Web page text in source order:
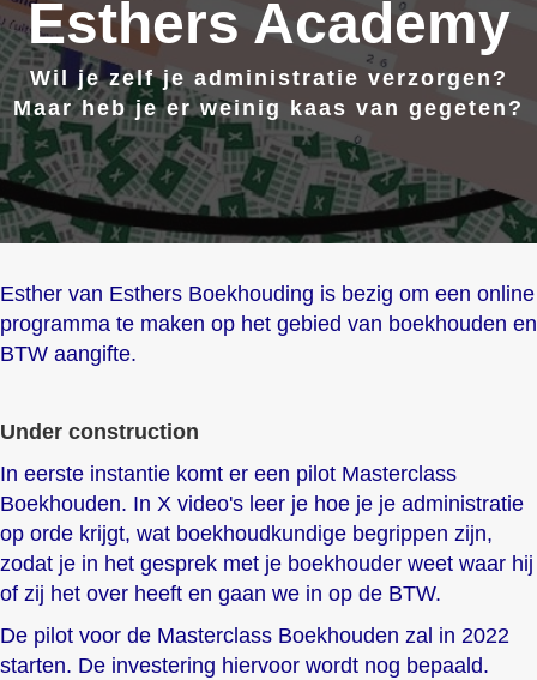
Esthers Academy
Wil je zelf je administratie verzorgen?
Maar heb je er weinig kaas van gegeten?
Esther van Esthers Boekhouding is bezig om een online
programma te maken op het gebied van boekhouden en
BTW aangifte.
Under construction
In eerste instantie komt er een pilot Masterclass
Boekhouden. In X video's leer je hoe je je administratie
op orde krijgt, wat boekhoudkundige begrippen zijn,
zodat je in het gesprek met je boekhouder weet waar hij
of zij het over heeft en gaan we in op de BTW.
De pilot voor de Masterclass Boekhouden zal in 2022
starten. De investering hiervoor wordt nog bepaald.